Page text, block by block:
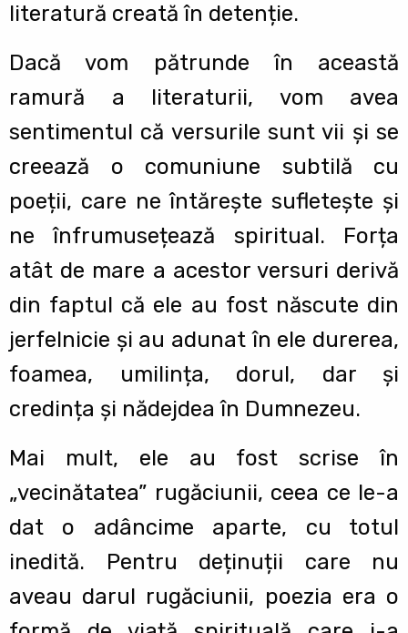
literatură creată în detenție.
Dacă vom pătrunde în această
ramură a literaturii, vom avea
sentimentul că versurile sunt vii și se
creează o comuniune subtilă cu
poeții, care ne întărește sufletește și
ne înfrumusețează spiritual. Forța
atât de mare a acestor versuri derivă
din faptul că ele au fost născute din
jerfelnicie și au adunat în ele durerea,
foamea, umilința, dorul, dar și
credința și nădejdea în Dumnezeu.
Mai mult, ele au fost scrise în
„vecinătatea” rugăciunii, ceea ce le-a
dat o adâncime aparte, cu totul
inedită. Pentru deținuții care nu
aveau darul rugăciunii, poezia era o